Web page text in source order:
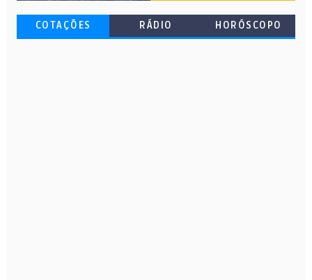
COTAÇÕES RÁDIO HORÓSCOPO